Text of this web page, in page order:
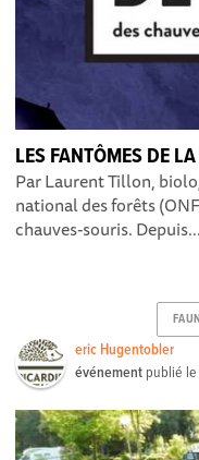
LES FANTÔMES DE
Par Laurent Tillon,
national des forêts
chauves-souris. Depuis...
eric Hugentobler
événement publié